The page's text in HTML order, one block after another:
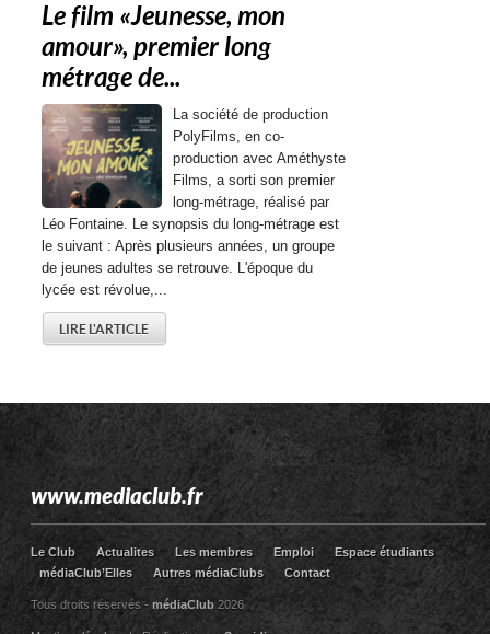
Le film « Jeunesse, mon
amour », premier long
métrage de...
La société de production
PolyFilms, en co-
production avec Améthyste
Films, a sorti son premier
long-métrage, réalisé par
Léo Fontaine. Le synopsis du long-métrage est
le suivant : Après plusieurs années, un groupe
de jeunes adultes se retrouve. L'époque du
lycée est révolue,...
LIRE L'ARTICLE
www.mediaclub.fr
Le Club Actualites Les membres Emploi
Espace étudiants
médiaClub’Elles
Autres médiaClubs Contact
Tous droits réservés -médiaClub 2026